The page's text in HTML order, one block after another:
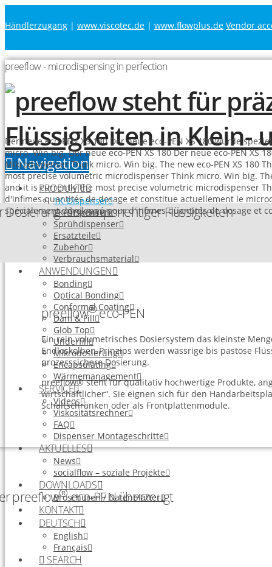
Händlerzugang | www.viscotec.de | www.flowplus.de Vendor
preeflow - microdispensing in perfection
Navigation
PRODUKTE
1K-Dispenser
2K-Dispenser
Sprühdispenser
Ersatzteile
Zubehör
Verbrauchsmaterial
ANWENDUNGEN
Bonding
Optical Bonding
Conformal Coating
Dam & Fill
Glob Top
Underfill
Mikrodosierung
Encapsulating
Wärmemanagement
SERVICE
Videos
Viskositätsrechner
FAQ
Dispenser Montageschritte
AKTUELLES
News
socialflow – soziale Projekte
DOWNLOADS
Broschüren / Datenblätter
KONTAKT
DEUTSCH
English
Français
SEARCH
Der neue eco-PEN XS 180 Der neue eco-PEN XS 180 wurde
micro. Win big. Der neue eco-PEN XS 180 Der neue eco-PEN XS
Mikrodispenser Think micro. Win big. The new eco-PEN XS 180
most precise volumetric microdispenser Think micro. Win big.
and it is currently the most precise volumetric microdispenser
d'infimes quantités de dosage et constitue actuellement le
spécialement développé pour d'infimes quantités de dosage et
Dosierung einkomponentiger Flüssigkeiten
preeflow®eco-PEN
Ein rein volumetrisches Dosiersystem das kleinste
Endloskolben-Prinzips werden wässrige bis pastöse
prozesssichere Dosierung.
preeflow® steht für qualitativ hochwertige Produkte,
wirtschaftlicher“. Sie eignen sich für den
Schaltschränken oder als Frontplattenmodule.
preeflow®eco-PEN überzeugt